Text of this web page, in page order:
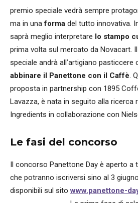
premio speciale vedrà sempre
ma in unaforma del tutto innovativa.
saprà meglio interpretare lo stampo
prima volta sul mercato da Novacart.
speciale andrà all’artigiano pasticcere
abbinare il Panettone con il Caffè .
proposta in partnership con 1895
Lavazza, è nata in seguito alla ricerca
Ingredients in collaborazione con
Le fasi del concorso
Il concorso Panettone Day è aperto a
che potranno iscriversi sino al 3
disponibili sul sitowww.panettone-